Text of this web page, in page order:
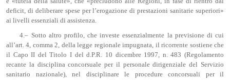
deficit, di deliberare spese per l’erogazione di prestazioni sanitarie superiori»
ai livelli essenziali di assistenza.
4.– Sotto altro profilo, che investe essenzialmente la previsione di cui
all’art. 4, comma 2, della legge regionale impugnata, il ricorrente sostiene che
il Capo II del Titolo I del d.P.R. 10 dicembre 1997, n. 483 (Regolamento
recante la disciplina concorsuale per il personale dirigenziale del Servizio
sanitario nazionale), nel disciplinare le procedure concorsuali per il